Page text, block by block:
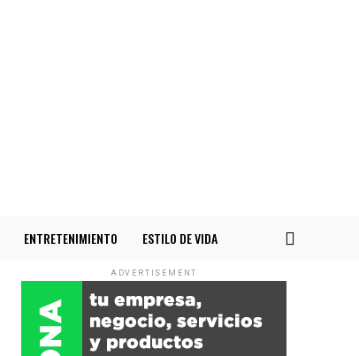
ENTRETENIMIENTO ESTILO DE VIDA
ADVERTISEMENT